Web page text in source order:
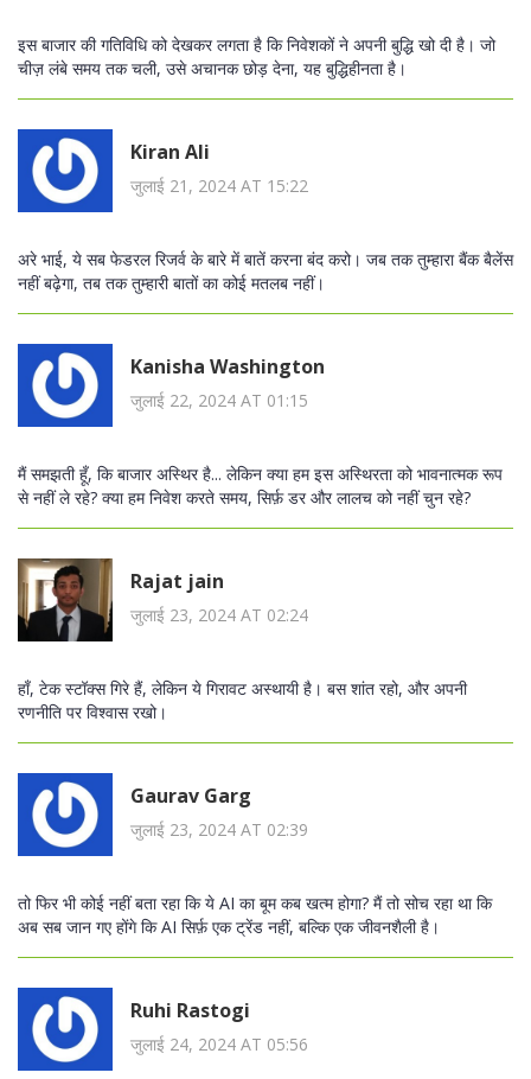
इस बाजार की गतिविधि को देखकर लगता है कि निवेशकों ने अपनी बुद्धि खो दी है। जो
चीज़ लंबे समय तक चली, उसे अचानक छोड़ देना, यह बुद्धिहीनता है।
Kiran Ali
जुलाई 21, 2024 AT 15:22
अरे भाई, ये सब फेडरल रिजर्व के बारे में बातें करना बंद करो। जब तक तुम्हारा बैंक बैलेंस
नहीं बढ़ेगा, तब तक तुम्हारी बातों का कोई मतलब नहीं।
Kanisha Washington
जुलाई 22, 2024 AT 01:15
मैं समझती हूँ, कि बाजार अस्थिर है... लेकिन क्या हम इस अस्थिरता को भावनात्मक रूप
से नहीं ले रहे? क्या हम निवेश करते समय, सिर्फ़ डर और लालच को नहीं चुन रहे?
Rajat jain
जुलाई 23, 2024 AT 02:24
हाँ, टेक स्टॉक्स गिरे हैं, लेकिन ये गिरावट अस्थायी है। बस शांत रहो, और अपनी
रणनीति पर विश्वास रखो।
Gaurav Garg
जुलाई 23, 2024 AT 02:39
तो फिर भी कोई नहीं बता रहा कि ये AI का बूम कब खत्म होगा? मैं तो सोच रहा था कि
अब सब जान गए होंगे कि AI सिर्फ़ एक ट्रेंड नहीं, बल्कि एक जीवनशैली है।
Ruhi Rastogi
जुलाई 24, 2024 AT 05:56